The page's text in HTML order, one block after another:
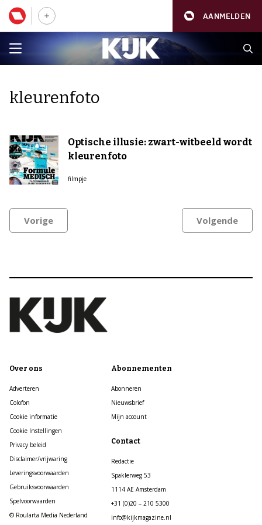
AANMELDEN
kleurenfoto
Optische illusie: zwart-witbeeld wordt
kleurenfoto
filmpje
Vorige Volgende
Over ons
Adverteren
Colofon
Cookie informatie
Cookie Instellingen
Privacy beleid
Disclaimer/vrijwaring
Leveringsvoorwaarden
Gebruiksvoorwaarden
Spelvoorwaarden
© Roularta Media Nederland
Abonnementen
Abonneren
Nieuwsbrief
Mijn account
Contact
Redactie
Spaklerweg 53
1114 AE Amsterdam
+31 (0)20 – 210 5300
info@kijkmagazine.nl